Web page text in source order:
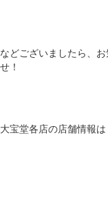
などございましたら、
せ！
大宝堂各店の店舗情報は